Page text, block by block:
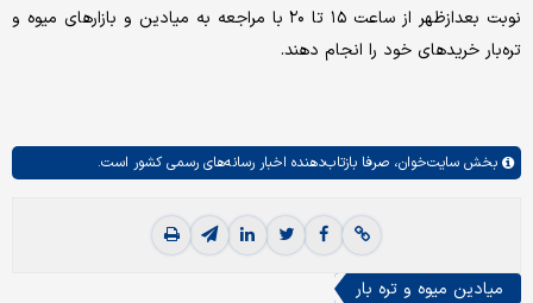
نوبت بعدازظهر از ساعت ۱۵ تا ۲۰ با مراجعه به میادین و بازارهای میوه و
تره‌بار خریدهای خود را انجام دهند.
بخش سایت‌خوان، صرفا بازتاب‌دهنده اخبار رسانه‌های رسمی کشور است.
میادین میوه و تره بار